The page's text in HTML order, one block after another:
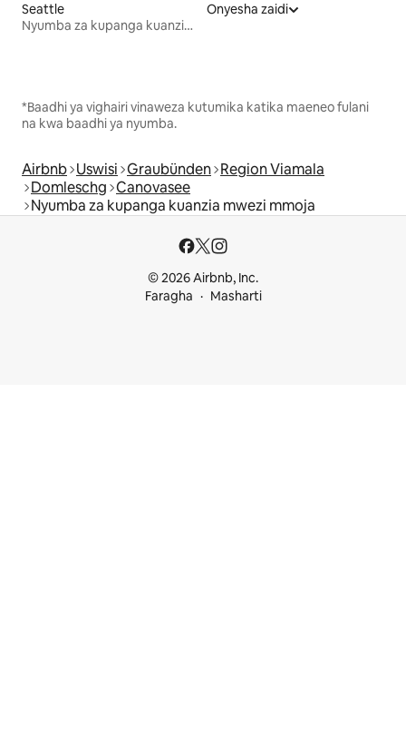
Seattle
Nyumba za kupanga kuanzia mwezi mmoja
Onyesha zaidi
*Baadhi ya vighairi vinaweza kutumika katika maeneo fulani
na kwa baadhi ya nyumba.
Airbnb Uswisi Graubünden Region Viamala
Domleschg Canovasee
Nyumba za kupanga kuanzia mwezi mmoja
© 2026 Airbnb, Inc.
Faragha
Masharti